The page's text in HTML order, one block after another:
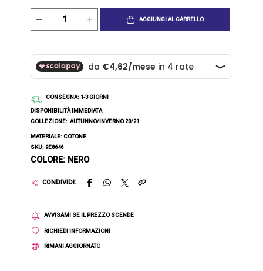
AGGIUNGI AL CARRELLO
CONSEGNA: 1-3 GIORNI
DISPONIBILITÀ IMMEDIATA
COLLEZIONE: AUTUNNO/INVERNO 20/21
MATERIALE: COTONE
SKU: 9E8646
COLORE: NERO
CONDIVIDI:
AVVISAMI SE IL PREZZO SCENDE
RICHIEDI INFORMAZIONI
RIMANI AGGIORNATO